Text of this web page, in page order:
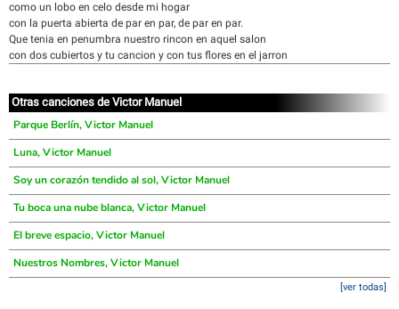
como un lobo en celo desde mi hogar
con la puerta abierta de par en par, de par en par.
Que tenia en penumbra nuestro rincon en aquel salon
con dos cubiertos y tu cancion y con tus flores en el jarron
Otras canciones de Victor Manuel
Parque Berlín, Victor Manuel
Luna, Victor Manuel
Soy un corazón tendido al sol, Victor Manuel
Tu boca una nube blanca, Victor Manuel
El breve espacio, Victor Manuel
Nuestros Nombres, Victor Manuel
[ver todas]